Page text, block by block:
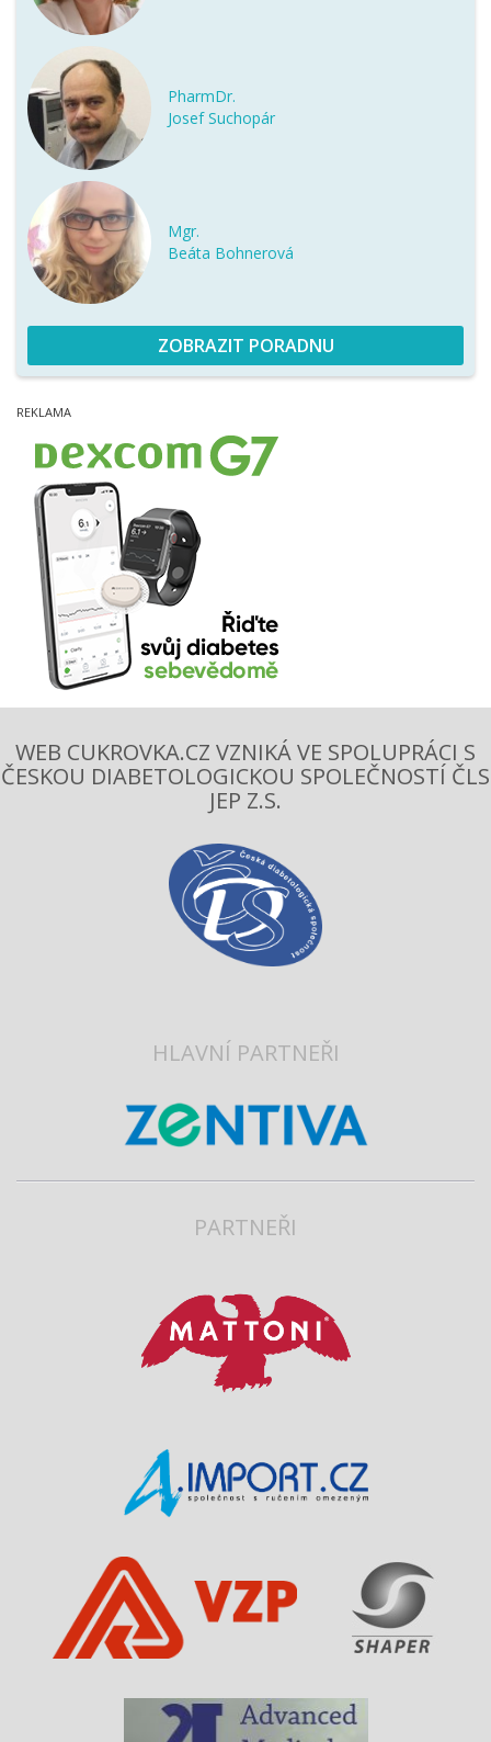
PharmDr.
Josef Suchopár
Mgr.
Beáta Bohnerová
ZOBRAZIT PORADNU
WEB CUKROVKA.CZ VZNIKÁ VE SPOLUPRÁCI S
ČESKOU DIABETOLOGICKOU SPOLEČNOSTÍ ČLS
JEP Z.S.
HLAVNÍ PARTNEŘI
PARTNEŘI